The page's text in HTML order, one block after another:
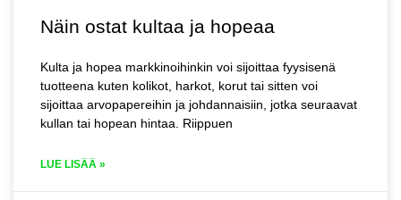
Näin ostat kultaa ja hopeaa
Kulta ja hopea markkinoihinkin voi sijoittaa fyysisenä
tuotteena kuten kolikot, harkot, korut tai sitten voi
sijoittaa arvopapereihin ja johdannaisiin, jotka seuraavat
kullan tai hopean hintaa. Riippuen
LUE LISÄÄ »